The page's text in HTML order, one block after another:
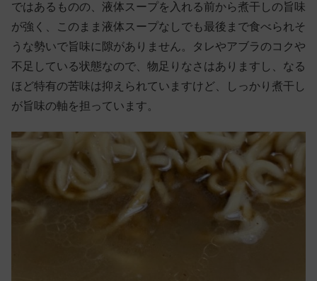
ではあるものの、液体スープを入れる前から煮干しの旨味
が強く、このまま液体スープなしでも最後まで食べられそ
うな勢いで旨味に隙がありません。タレやアブラのコクや
不足している状態なので、物足りなさはありますし、なる
ほど特有の苦味は抑えられていますけど、しっかり煮干し
が旨味の軸を担っています。